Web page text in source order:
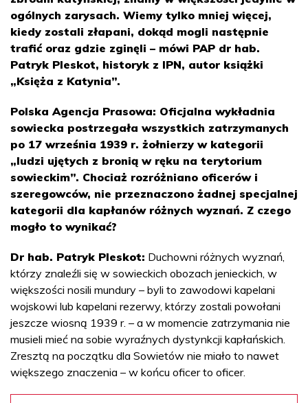
ogólnych zarysach. Wiemy tylko mniej więcej,
kiedy zostali złapani, dokąd mogli następnie
trafić oraz gdzie zginęli – mówi PAP dr hab.
Patryk Pleskot, historyk z IPN, autor książki
„Księża z Katynia”.
Polska Agencja Prasowa: Oficjalna wykładnia
sowiecka postrzegała wszystkich zatrzymanych
po 17 września 1939 r. żołnierzy w kategorii
„ludzi ujętych z bronią w ręku na terytorium
sowieckim”. Chociaż rozróżniano oficerów i
szeregowców, nie przeznaczono żadnej specjalnej
kategorii dla kapłanów różnych wyznań. Z czego
mogło to wynikać?
Dr hab. Patryk Pleskot: Duchowni różnych wyznań,
którzy znaleźli się w sowieckich obozach jenieckich, w
większości nosili mundury – byli to zawodowi kapelani
wojskowi lub kapelani rezerwy, którzy zostali powołani
jeszcze wiosną 1939 r. – a w momencie zatrzymania nie
musieli mieć na sobie wyraźnych dystynkcji kapłańskich.
Zresztą na początku dla Sowietów nie miało to nawet
większego znaczenia – w końcu oficer to oficer.